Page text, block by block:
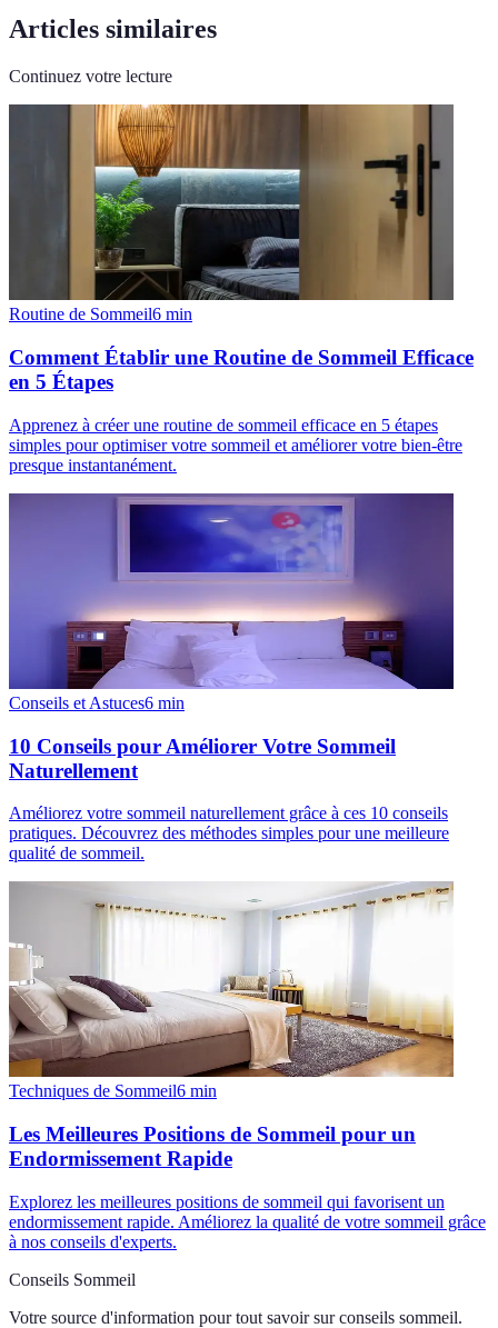
Articles similaires
Continuez votre lecture
Routine de Sommeil6 min
Comment Établir une Routine de Sommeil Efficace
en 5 Étapes
Apprenez à créer une routine de sommeil efficace en 5 étapes
simples pour optimiser votre sommeil et améliorer votre bien-être
presque instantanément.
Conseils et Astuces6 min
10 Conseils pour Améliorer Votre Sommeil
Naturellement
Améliorez votre sommeil naturellement grâce à ces 10 conseils
pratiques. Découvrez des méthodes simples pour une meilleure
qualité de sommeil.
Techniques de Sommeil6 min
Les Meilleures Positions de Sommeil pour un
Endormissement Rapide
Explorez les meilleures positions de sommeil qui favorisent un
endormissement rapide. Améliorez la qualité de votre sommeil grâce
à nos conseils d'experts.
Conseils Sommeil
Votre source d'information pour tout savoir sur conseils sommeil.